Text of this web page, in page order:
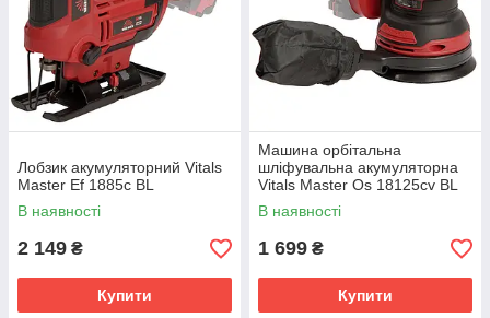
Лобзик акумуляторний Vitals
Master Ef 1885с BL
В наявності
2 149 ₴
Купити
Машина орбітальна
шліфувальна акумуляторна
Vitals Master Os 18125сv BL
В наявності
1 699 ₴
Купити